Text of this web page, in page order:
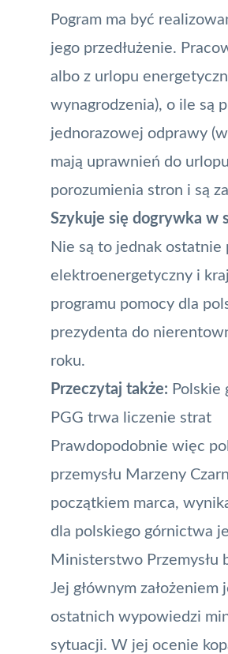
Pogram ma być
jego przedłużenie.
albo z urlopu
wynagrodzenia), o ile są
jednorazowej odprawy
mają uprawnień do
porozumienia stron i są
Szykuje się dogrywka w
Nie są to jednak
elektroenergetyczny i
programu pomocy dla
prezydenta do
roku.
Przeczytaj także:
PGG trwa liczenie strat
Prawdopodobnie więc
przemysłu Marzeny
początkiem marca,
dla polskiego górnictwa
Ministerstwo Przemysłu
Jej głównym
ostatnich wypowiedzi
sytuacji. W jej ocenie